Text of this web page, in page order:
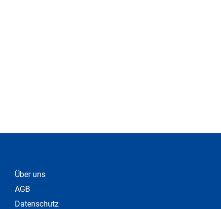
Über uns
AGB
Datenschutz